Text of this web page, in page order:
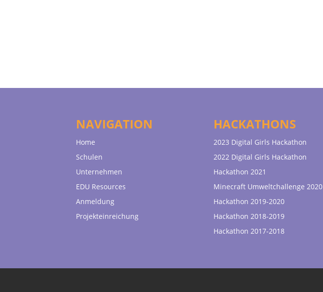
NAVIGATION
Home
Schulen
Unternehmen
EDU Resources
Anmeldung
Projekteinreichung
HACKATHONS
2023 Digital Girls Hackathon
2022 Digital Girls Hackathon
Hackathon 2021
Minecraft Umweltchallenge 2020
Hackathon 2019-2020
Hackathon 2018-2019
Hackathon 2017-2018